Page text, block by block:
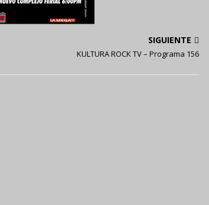
SIGUIENTE
KULTURA ROCK TV – Programa 156